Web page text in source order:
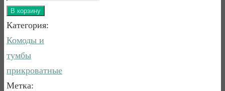
товара
Тумба
Айно
В корзину
Категория:
Комоды и
тумбы
прикроватные
Метка: